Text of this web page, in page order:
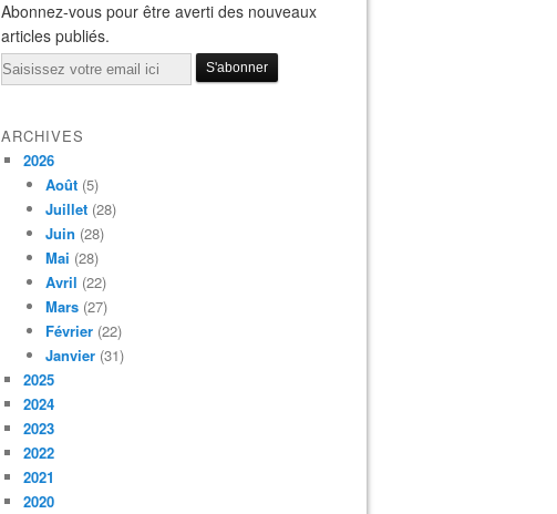
Abonnez-vous pour être averti des nouveaux
articles publiés.
Email
ARCHIVES
2026
Août (5)
Juillet (28)
Juin (28)
Mai (28)
Avril (22)
Mars (27)
Février (22)
Janvier (31)
2025
2024
2023
2022
2021
2020